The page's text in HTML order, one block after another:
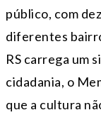
público, com
diferentes
RS carrega um
cidadania, o
que a cultura